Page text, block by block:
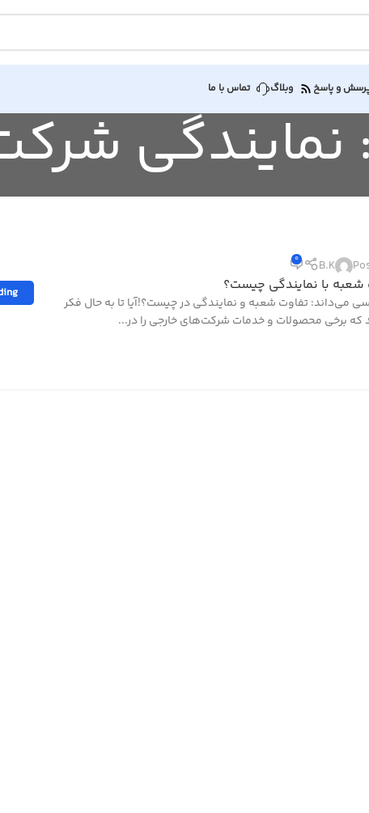
و پاسخ وبلاگ تماس با ما
B.K
0
شعبه با نمایندگی چیست؟
می‌داند: تفاوت شعبه و نمایندگی در چیست؟!آیا تا به حال فکر
که برخی محصولات و خدمات شرکت‌های خارجی را در...